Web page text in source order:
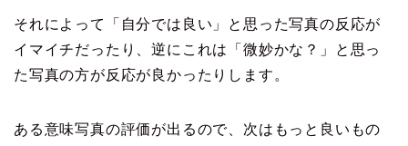
それによって「自分では良い」と思った写真の反応が
イマイチだったり、逆にこれは「微妙かな？」と思っ
た写真の方が反応が良かったりします。
ある意味写真の評価が出るので、次はもっと良いもの